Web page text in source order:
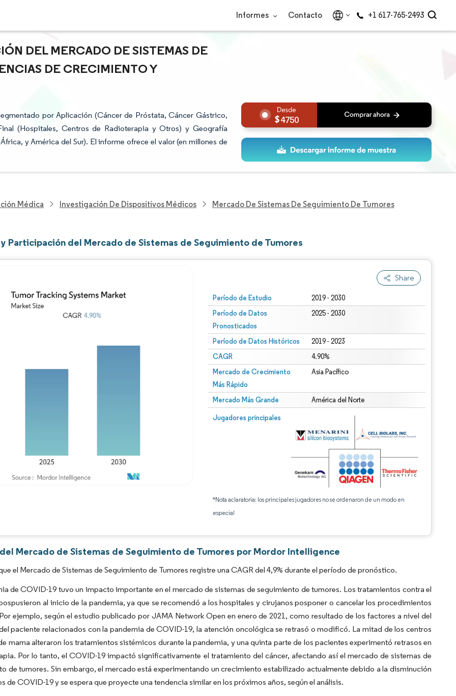
Informes Contacto +1 617-765-2493
DEL MERCADO DE SISTEMAS DE
DE CRECIMIENTO Y
por Aplicación (Cáncer de Próstata, Cáncer Gástrico,
(Hospitales, Centros de Radioterapia y Otros) y Geografía
y América del Sur). El informe ofrece el valor (en millones de
4750
Médica Investigación De Dispositivos Médicos Mercado De Sistemas De Seguimiento De Tumores
y Participación del Mercado de Sistemas de Seguimiento de Tumores
Share
Período de Estudio 2019 - 2030
Período de Datos
Pronosticados
2025 - 2030
Período de Datos Históricos 2019 - 2023
CAGR 4.90%
Mercado de Crecimiento
Más Rápido
Asia Pacífico
Mercado Más Grande América del Norte
Jugadores principales
*Nota aclaratoria: los principales jugadores no se ordenaron de un modo en
especial
Mercado de Sistemas de Seguimiento de Tumores por Mordor Intelligence
el Mercado de Sistemas de Seguimiento de Tumores registre una CAGR del 4,9% durante el período de pronóstico.
de COVID-19 tuvo un impacto importante en el mercado de sistemas de seguimiento de tumores. Los tratamientos contra el
al inicio de la pandemia, ya que se recomendó a los hospitales y cirujanos posponer o cancelar los procedimientos
ejemplo, según el estudio publicado por JAMA Network Open en enero de 2021, como resultado de los factores a nivel del
paciente relacionados con la pandemia de COVID-19, la atención oncológica se retrasó o modificó. La mitad de los centros
mama alteraron los tratamientos sistémicos durante la pandemia, y una quinta parte de los pacientes experimentó retrasos en
Por lo tanto, el COVID-19 impactó significativamente el tratamiento del cáncer, afectando así el mercado de sistemas de
de tumores. Sin embargo, el mercado está experimentando un crecimiento estabilizado actualmente debido a la disminución
de COVID-19 y se espera que proyecte una tendencia similar en los próximos años, según el análisis.